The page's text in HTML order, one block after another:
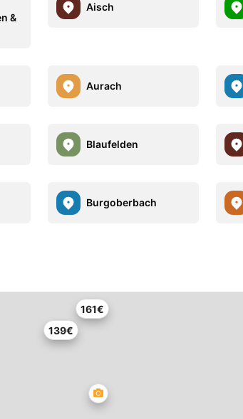
&
Aisch
Aurach
Blaufelden
Burgoberbach
139€
161€